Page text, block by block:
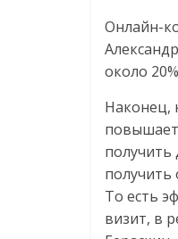
Онлайн-
около
Наконец,
получить
получить
То есть
визит, в